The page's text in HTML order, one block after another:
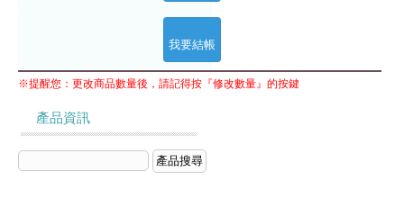
※提醒您：更改商品數量後，請記得按『修改數量』的按鍵
產品資訊